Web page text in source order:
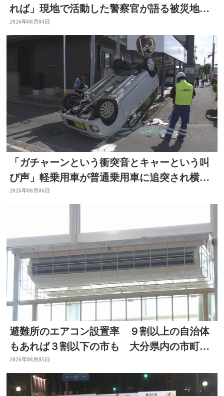
れば」現地で活動した警察官が語る被災地の
状況 大分
2026年08月04日
「ガチャーンという衝突音とキャーという叫
び声」軽乗用車が普通乗用車に追突され横
転 周囲騒然 大分
2026年08月06日
避難所のエアコン設置率 ９割以上の自治体
もあれば３割以下の市も 大分県内の市町村
を調査
2026年08月05日